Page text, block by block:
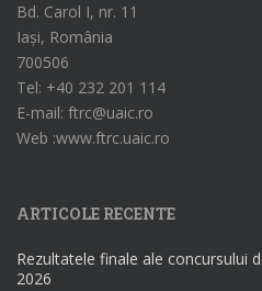
Bd. Carol I, nr. 11
Iași, România
700506
Tel: +40 232 201 114
E-mail: ftrc@uaic.ro
Web :www.ftrc.uaic.ro
ARTICOLE RECENTE
Rezultatele finale ale concursului
2026